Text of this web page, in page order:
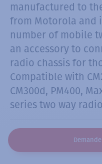
manufactured to
from Motorola and
number of mobile
an accessory to
radio chassis for
Compatible with
CM300d, PM400,
series two way